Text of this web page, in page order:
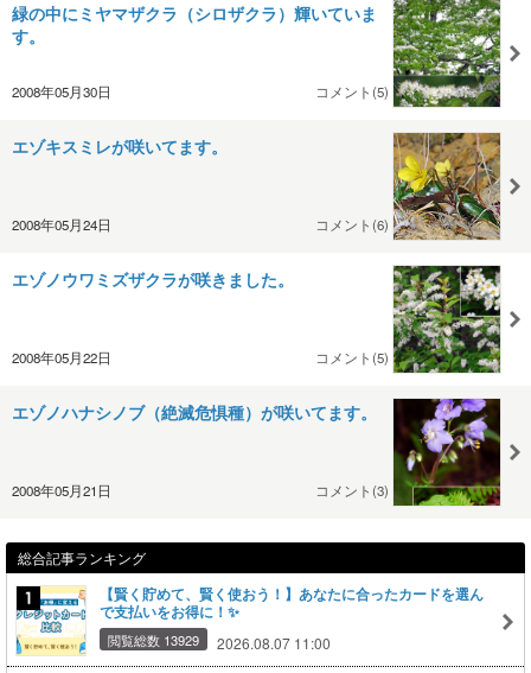
緑の中にミヤマザクラ（シロザクラ）輝いていま
す。
2008年05月30日 コメント(5)
エゾキスミレが咲いてます。
2008年05月24日 コメント(6)
エゾノウワミズザクラが咲きました。
2008年05月22日 コメント(5)
エゾノハナシノブ（絶滅危惧種）が咲いてます。
2008年05月21日 コメント(3)
総合記事ランキング
【賢く貯めて、賢く使おう！】あなたに合ったカードを選ん
で支払いをお得に！✨
閲覧総数 13929 2026.08.07 11:00